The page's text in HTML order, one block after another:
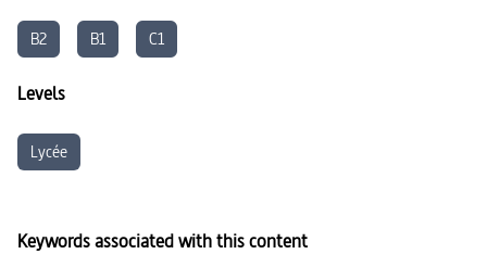
B2 B1 C1
Levels
Lycée
Keywords associated with this content